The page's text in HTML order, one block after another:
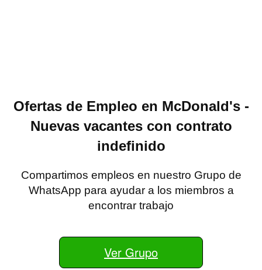
Ofertas de Empleo en McDonald's -
Nuevas vacantes con contrato
indefinido
Compartimos empleos en nuestro Grupo de
WhatsApp para ayudar a los miembros a
encontrar trabajo
Ver Grupo